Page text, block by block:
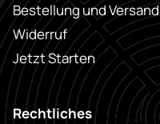
Bestellung und Versand
Widerruf
Jetzt Starten
Rechtliches